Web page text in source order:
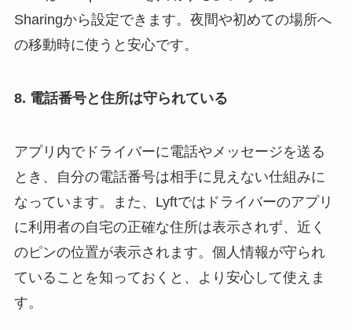
Sharingから設定できます。夜間や初めての場所へ
の移動時に使うと安心です。
8. 電話番号と住所は守られている
アプリ内でドライバーに電話やメッセージを送る
とき、自分の電話番号は相手に見えない仕組みに
なっています。また、Lyftではドライバーのアプリ
に利用者の自宅の正確な住所は表示されず、近く
のピンの位置が表示されます。個人情報が守られ
ていることを知っておくと、より安心して使えま
す。